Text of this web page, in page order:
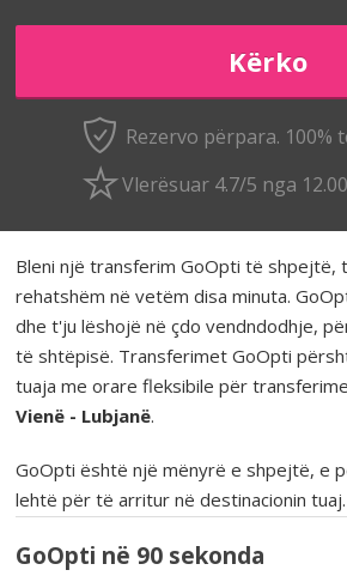
Rezervo përpara. 100%
Vlerësuar 4.7/5 nga
Bleni një transferim GoOpti të shpejtë,
rehatshëm në vetëm disa minuta.
dhe t'ju lëshojë në çdo vendndodhje,
të shtëpisë. Transferimet GoOpti
tuaja me orare fleksibile për
Vienë - Lubjanë.
GoOpti është një mënyrë e shpejtë, e
lehtë për të arritur në destinacionin tuaj.
GoOpti në 90 sekonda